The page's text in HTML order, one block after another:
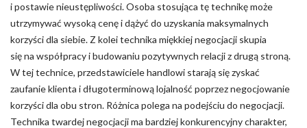
i postawie nieustępliwości. Osoba stosująca tę technikę może
utrzymywać wysoką cenę i dążyć do uzyskania maksymalnych
korzyści dla siebie. Z kolei technika miękkiej negocjacji skupia
się na współpracy i budowaniu pozytywnych relacji z drugą stroną.
W tej technice, przedstawiciele handlowi starają się zyskać
zaufanie klienta i długoterminową lojalność poprzez negocjowanie
korzyści dla obu stron. Różnica polega na podejściu do negocjacji.
Technika twardej negocjacji ma bardziej konkurencyjny charakter,